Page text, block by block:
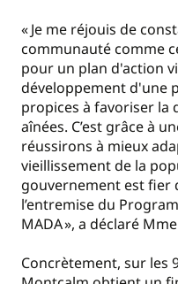
« Je me réjouis de
communauté comme
pour un plan d'action
développement d'une
propices à favoriser la
aînées. C’est grâce à
réussirons à mieux
vieillissement de la
gouvernement est fier
l’entremise du
MADA », a déclaré
Concrètement, sur les